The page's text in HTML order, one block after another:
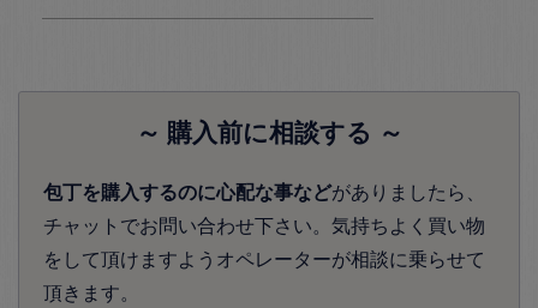
～ 購入前に相談する ～
包丁を購入するのに心配な事などがありましたら、
チャットでお問い合わせ下さい。気持ちよく買い物
をして頂けますようオペレーターが相談に乗らせて
頂きます。